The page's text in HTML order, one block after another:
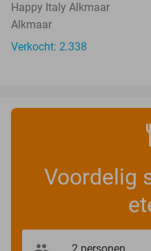
Happy Italy Alkmaar
Alkmaar
Verkocht: 2.338
Voordelig